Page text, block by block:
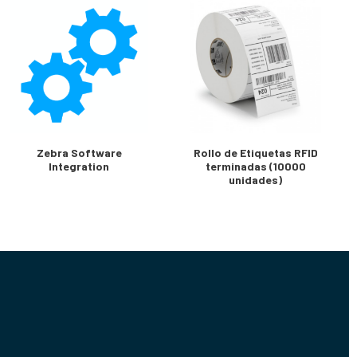
Zebra Software
Integration
Rollo de Etiquetas RFID
terminadas (10000
unidades)